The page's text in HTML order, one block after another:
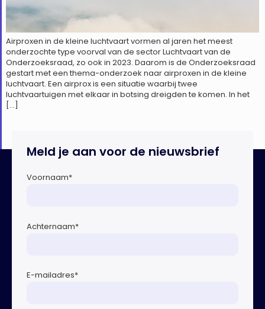
Airproxen in de kleine luchtvaart vormen al jaren het meest
onderzochte type voorval van de sector Luchtvaart van de
Onderzoeksraad, zo ook in 2023. Daarom is de Onderzoeksraad
gestart met een thema-onderzoek naar airproxen in de kleine
luchtvaart. Een airprox is een situatie waarbij twee
luchtvaartuigen met elkaar in botsing dreigden te komen. In het
[…]
Meld je aan voor de nieuwsbrief
Voornaam*
Achternaam*
E-mailadres*